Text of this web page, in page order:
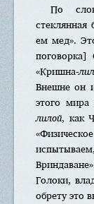
По
ем мед».
«Кришна-
Внешне он
этого
лилой, как
Голоки,
обрету это